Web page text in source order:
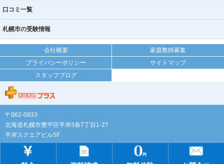
口コミ一覧
札幌市の受験情報
会社概要
家庭教師募集
プライバシーポリシー
サイトマップ
スタッフブログ
〒062-0933
北海道札幌市豊平区平岸3条7丁目1-27
平岸スクエアビル5F
TEL:0120-971-513
プロ家庭教師のプラス All Rights Reserved.